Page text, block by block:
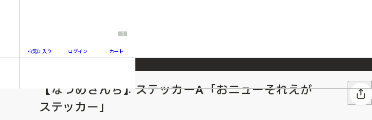
2026/7/23 『ONE PIECE magazine 021 ONE PIECEカード付き同梱版』発売延期のご案内
お気に入り ログイン
0
カート
【なつめさんち】ステッカーA「おニューそれえが
ステッカー」